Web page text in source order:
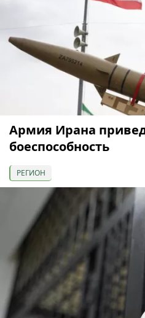
Армия Ирана
боеспособность
РЕГИОН